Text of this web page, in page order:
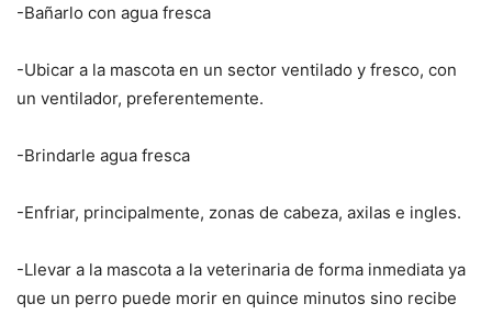
-Bañarlo con agua fresca
-Ubicar a la mascota en un sector ventilado y fresco, con
un ventilador, preferentemente.
-Brindarle agua fresca
-Enfriar, principalmente, zonas de cabeza, axilas e ingles.
-Llevar a la mascota a la veterinaria de forma inmediata ya
que un perro puede morir en quince minutos sino recibe